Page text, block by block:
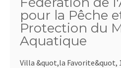
pour la Pêche
Protection du
Aquatique
Villa &quot,la Favorite&quot,